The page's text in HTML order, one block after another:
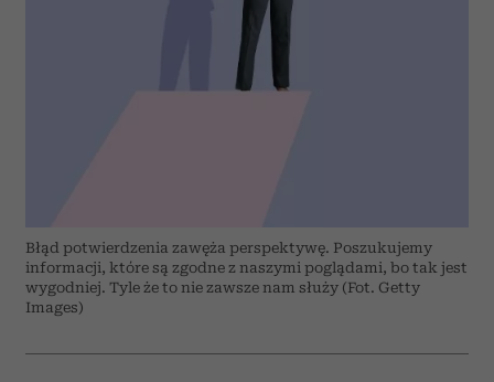
Błąd potwierdzenia zawęża perspektywę. Poszukujemy
informacji, które są zgodne z naszymi poglądami, bo tak jest
wygodniej. Tyle że to nie zawsze nam służy (Fot. Getty
Images)